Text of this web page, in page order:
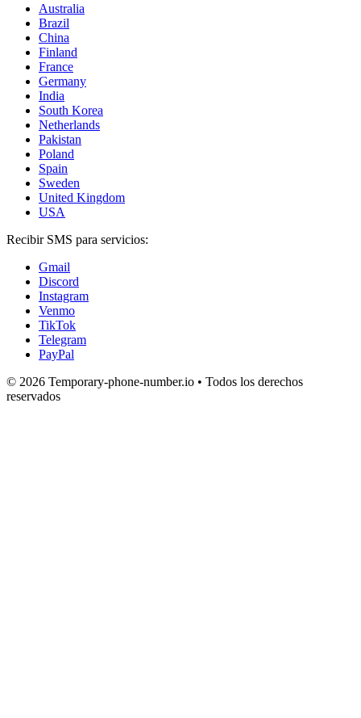
Australia
Brazil
China
Finland
France
Germany
India
South Korea
Netherlands
Pakistan
Poland
Spain
Sweden
United Kingdom
USA
Recibir SMS para servicios:
Gmail
Discord
Instagram
Venmo
TikTok
Telegram
PayPal
© 2026 Temporary-phone-number.io • Todos los derechos
reservados